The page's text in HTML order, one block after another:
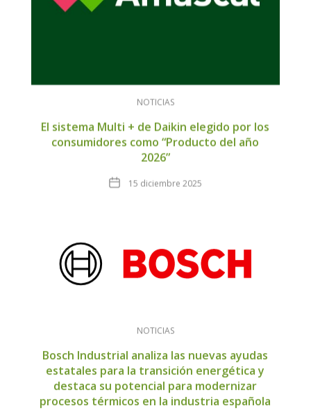
NOTICIAS
El sistema Multi + de Daikin elegido por los
consumidores como “Producto del año
2026”
Fecha15 diciembre 2025
NOTICIAS
Bosch Industrial analiza las nuevas ayudas
estatales para la transición energética y
destaca su potencial para modernizar
procesos térmicos en la industria española